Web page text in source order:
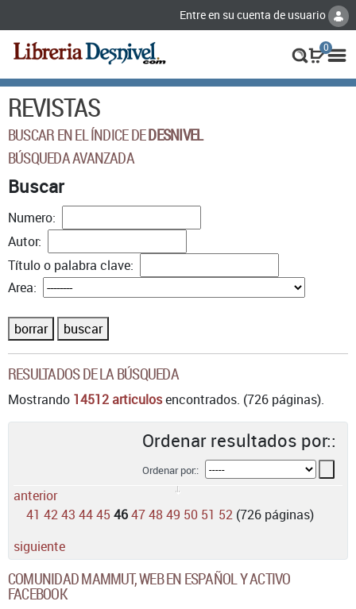
Entre en su cuenta de usuario
0
REVISTAS
BUSCAR EN EL ÍNDICE DEDESNIVEL
BÚSQUEDA AVANZADA
Buscar
Numero:
Autor:
Título o palabra clave:
Area:
borrar buscar
RESULTADOS DE LA BÚSQUEDA
Mostrando 14512 articulosencontrados. (726 páginas).
Ordenar resultados por::
Ordenar por::
anterior
41 4243 4445 46474849 50 51 52 (726 páginas)
siguiente
COMUNIDAD MAMMUT, WEB EN ESPAÑOL Y ACTIVO
FACEBOOK